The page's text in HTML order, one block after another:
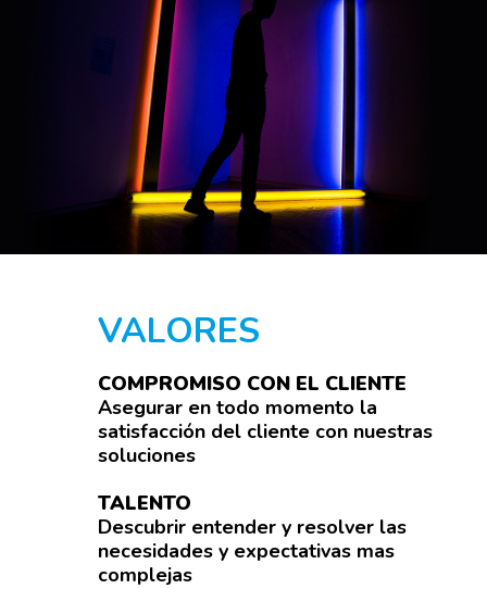
VALORES
COMPROMISO CON EL CLIENTE
Asegurar en todo momento la
satisfacción del cliente con nuestras
soluciones
TALENTO
Descubrir entender y resolver las
necesidades y expectativas mas
complejas